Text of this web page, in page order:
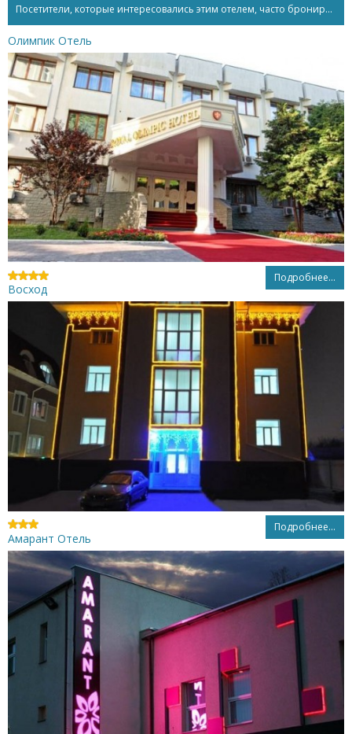
Посетители, которые интересовались этим отелем, часто бронируют...
Олимпик Отель
Подробнее...
Восход
Подробнее...
Амарант Отель